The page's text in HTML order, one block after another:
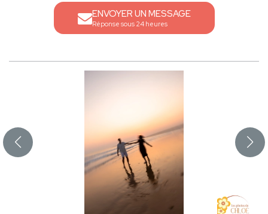
ENVOYER UN MESSAGE
Réponse sous 24 heures